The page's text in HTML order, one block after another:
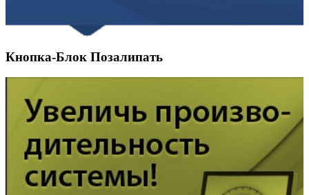
Кнопка-Блок Позалипать